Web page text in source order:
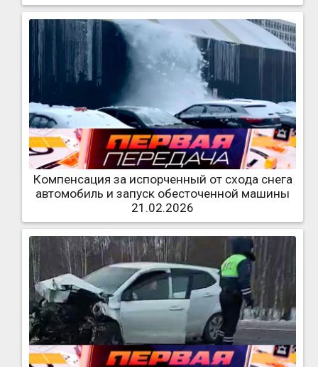
Компенсация за испорченный от схода снега
автомобиль и запуск обесточенной машины
21.02.2026